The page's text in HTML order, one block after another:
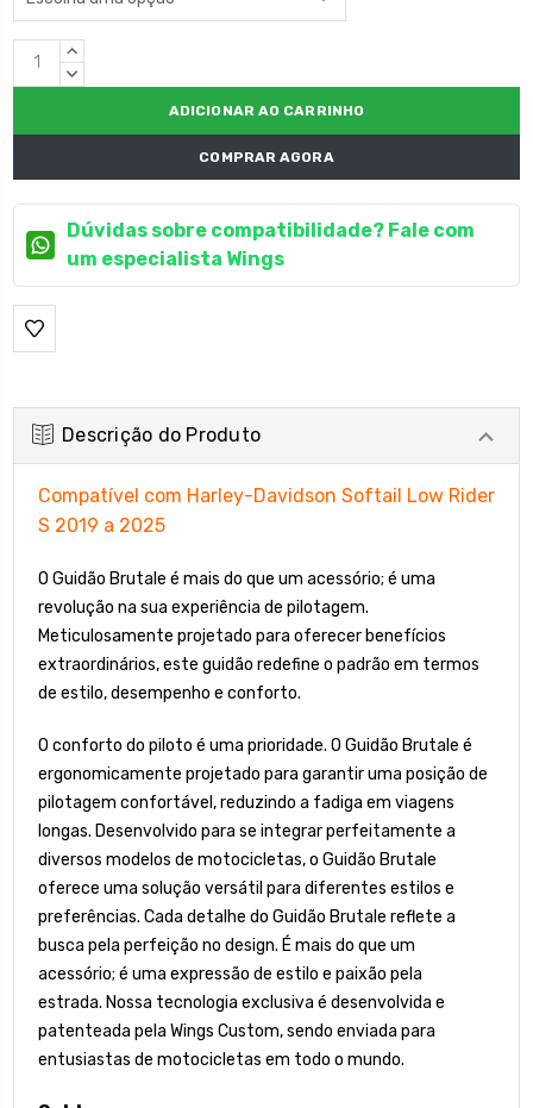
EstoqueQUANTIDADE
CRESCENTE:
QUANTIDADE
COMPRAR AGORA
Dúvidas sobre compatibilidade? Fale com
um especialista Wings
Descrição do Produto
Compatível com Harley-Davidson Softail Low Rider
S 2019 a 2025
O Guidão Brutale é mais do que um acessório; é uma
revolução na sua experiência de pilotagem.
Meticulosamente projetado para oferecer benefícios
extraordinários, este guidão redefine o padrão em termos
de estilo, desempenho e conforto.
O conforto do piloto é uma prioridade. O Guidão Brutale é
ergonomicamente projetado para garantir uma posição de
pilotagem confortável, reduzindo a fadiga em viagens
longas. Desenvolvido para se integrar perfeitamente a
diversos modelos de motocicletas, o Guidão Brutale
oferece uma solução versátil para diferentes estilos e
preferências. Cada detalhe do Guidão Brutale reflete a
busca pela perfeição no design. É mais do que um
acessório; é uma expressão de estilo e paixão pela
estrada. Nossa tecnologia exclusiva é desenvolvida e
patenteada pela Wings Custom, sendo enviada para
entusiastas de motocicletas em todo o mundo.